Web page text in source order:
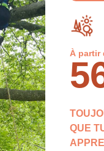
À partir
QUE